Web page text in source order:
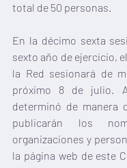
total de 50 personas.
En la décimo sexta
sexto año de ejercicio,
la Red sesionará de
próximo 8 de julio.
determinó de manera
publicarán los
organizaciones y
la página web de este